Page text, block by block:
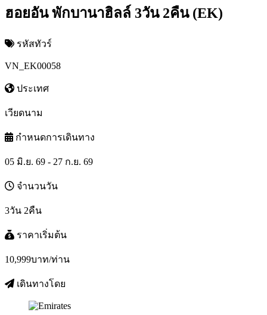
ฮอยอัน พักบานาฮิลล์ 3วัน 2คืน (EK)
รหัสทัวร์
VN_EK00058
ประเทศ
เวียดนาม
กำหนดการเดินทาง
05 มิ.ย. 69 - 27 ก.ย. 69
จำนวนวัน
3วัน 2คืน
ราคาเริ่มต้น
10,999บาท/ท่าน
เดินทางโดย